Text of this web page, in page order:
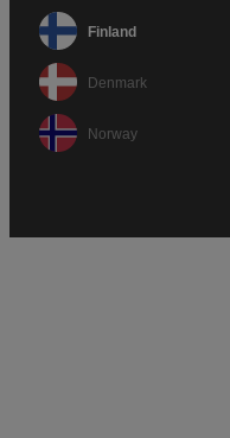
Finland
Denmark
Norway